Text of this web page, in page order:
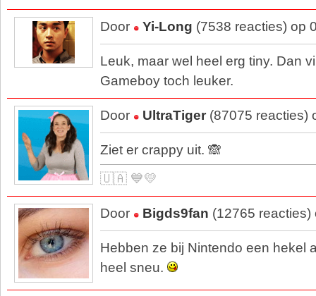
Door Yi-Long (7538 reacties) op
Leuk, maar wel heel erg tiny. Dan
Gameboy toch leuker.
Door UltraTiger (87075 reacties)
Ziet er crappy uit. 🙈
🇺🇦 💙💛
Door Bigds9fan (12765
Hebben ze bij Nintendo een hekel
heel sneu.